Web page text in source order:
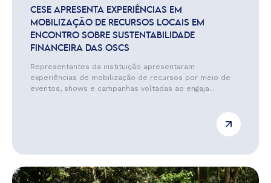
CESE APRESENTA EXPERIÊNCIAS EM
MOBILIZAÇÃO DE RECURSOS LOCAIS EM
ENCONTRO SOBRE SUSTENTABILIDADE
FINANCEIRA DAS OSCS
Representantes da instituição apresentaram
experiências de mobilização de recursos por meio de
eventos, shows e campanhas voltadas ao engaja...